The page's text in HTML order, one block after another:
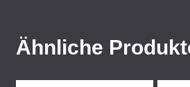
Ähnliche